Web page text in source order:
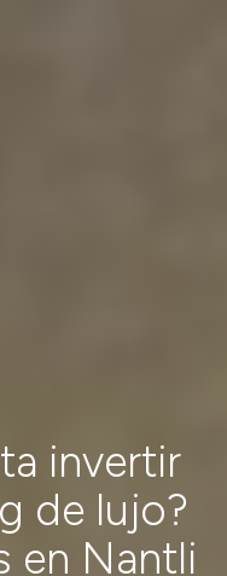
invertir
de lujo?
en Nantli